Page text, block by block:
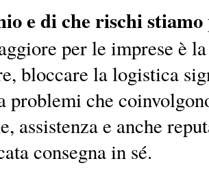
e di che rischi
per le imprese è
bloccare la logistica
problemi che
assistenza e anche
consegna in sé.